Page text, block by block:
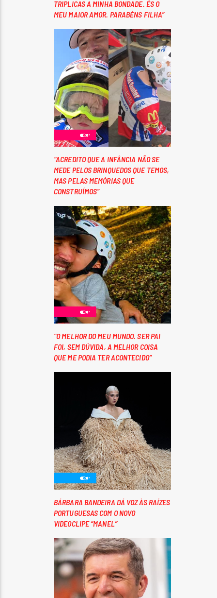
TRIPLICAS A MINHA BONDADE. ÉS O
MEU MAIOR AMOR. PARABÉNS FILHA”
“ACREDITO QUE A INFÂNCIA NÃO SE
MEDE PELOS BRINQUEDOS QUE TEMOS,
MAS PELAS MEMÓRIAS QUE
CONSTRUÍMOS”
“O MELHOR DO MEU MUNDO. SER PAI
FOI, SEM DÚVIDA, A MELHOR COISA
QUE ME PODIA TER ACONTECIDO”
BÁRBARA BANDEIRA DÁ VOZ ÀS RAÍZES
PORTUGUESAS COM O NOVO
VIDEOCLIPE “MANEL”